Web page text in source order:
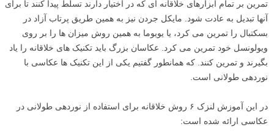
تمرین بر تمام ابزارهای خلاقانه ای که در اختیار دارند تسلط پیدا کنند تا برای
آنها تبدیل به عادت شود. مایکل جردن نیز به همین طریق پرتاب آزاد در
بسکتبال را تمرین می کرد، یا یویوما به همین روش میزان ها را بر روی
ویولونسل خود تمرین می کرد. عکاسان بزرگ باید تکنیک های خلاقانه را یاد
بگیرند و تمرین کنند. که همانطور گفتیم یکی از این تکنیک ها عکاسی با
نوردهی طولانی است.
در این آموزش لنزک ۶ روش خلاقانه برای استفاده از نوردهی طولانی در
عکاسی ارائه شده است: